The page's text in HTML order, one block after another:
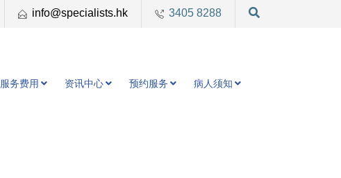
info@specialists.hk 3405 8288
服务费用 资讯中心 预约服务 病人须知